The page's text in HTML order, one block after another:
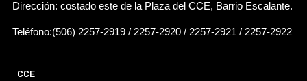
Dirección: costado este de la Plaza del CCE, Barrio Escalante.
Teléfono:(506) 2257-2919 / 2257-2920 / 2257-2921 / 2257-2922
CCE